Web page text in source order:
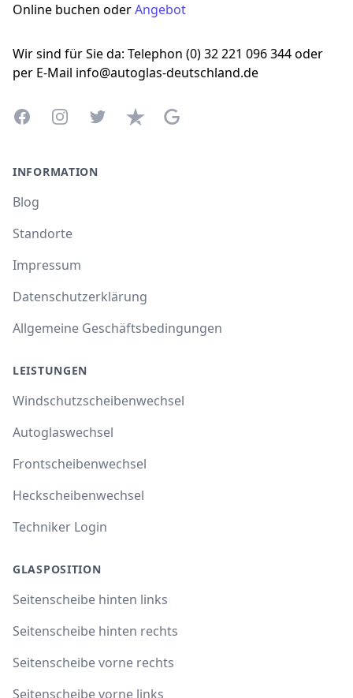
Online buchen oderAngebot
Wir sind für Sie da: Telephon (0) 32 221 096 344 oder
per E-Mail info@autoglas-deutschland.de
FacebookInstagramTwitterTrustpilotGoogle Business Profile
INFORMATION
Blog
Standorte
Impressum
Datenschutzerklärung
Allgemeine Geschäftsbedingungen
LEISTUNGEN
Windschutzscheibenwechsel
Autoglaswechsel
Frontscheibenwechsel
Heckscheibenwechsel
Techniker Login
GLASPOSITION
Seitenscheibe hinten links
Seitenscheibe hinten rechts
Seitenscheibe vorne rechts
Seitenscheibe vorne links